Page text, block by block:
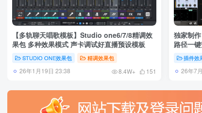
【多轨聊天唱歌模板】Studio one6/7/8精调效
果包 多种效果模式 声卡调试好直播预设模板
STUDIO ONE效果包 精调效果包
26年1月19日 23:38 8.4W+ 151
独家制
路径一
插件效
26年7